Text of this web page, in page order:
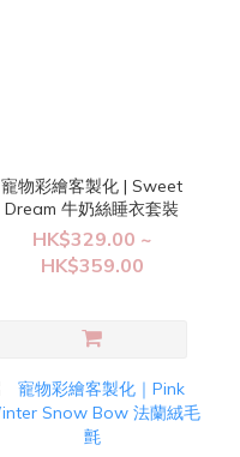
寵物彩繪客製化 | Sweet
Dream 牛奶絲睡衣套裝
HK$329.00 ~
HK$359.00